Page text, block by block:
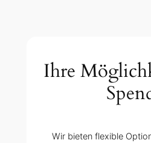
Ihre
Wir bieten flexible